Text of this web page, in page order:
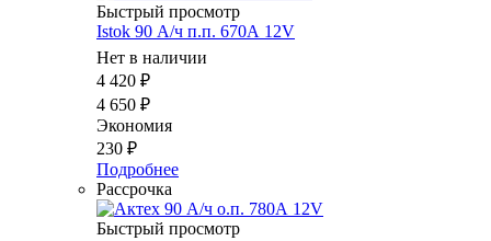
Быстрый просмотр
Istok 90 А/ч п.п. 670А 12V
Нет в наличии
4 420 ₽
4 650 ₽
Экономия
230 ₽
Подробнее
Рассрочка
Быстрый просмотр